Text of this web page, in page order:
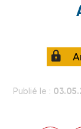
Publié le :